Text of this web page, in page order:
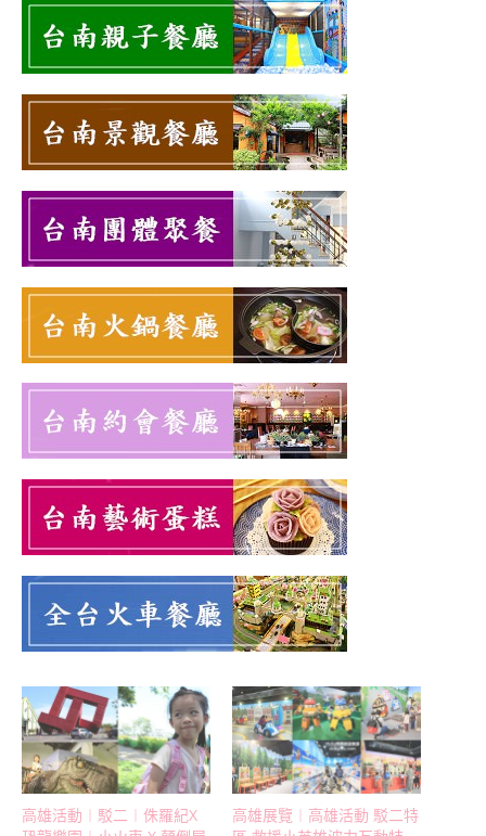
高雄活動︱駁二︱侏羅紀X
高雄展覽︱高雄活動 駁二特